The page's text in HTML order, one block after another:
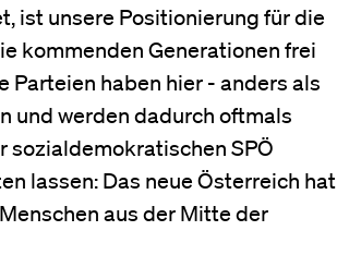
ist unsere Positionierung für die
kommenden Generationen frei
haben hier - anders als
und werden dadurch oftmals
sozialdemokratischen SPÖ
lassen: Das neue Österreich hat
aus der Mitte der